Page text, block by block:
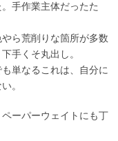
手作業主体だったた
ら荒削りな箇所が多数
手くそ丸出し。
単なるこれは、自分に
。
ーパーウェイトにも丁